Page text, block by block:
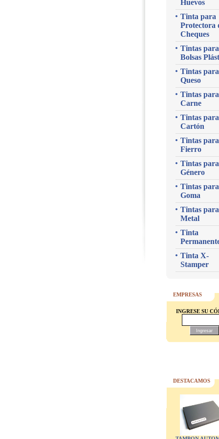
Huevos
Tinta para
Protectora
Cheques
Tintas para
Bolsas
Tintas para
Queso
Tintas para
Carne
Tintas para
Cartón
Tintas para
Fierro
Tintas para
Género
Tintas para
Goma
Tintas para
Metal
Tinta
Tinta X-
Stamper
EMPRESAS
INGRESE SU
DESTACAMOS